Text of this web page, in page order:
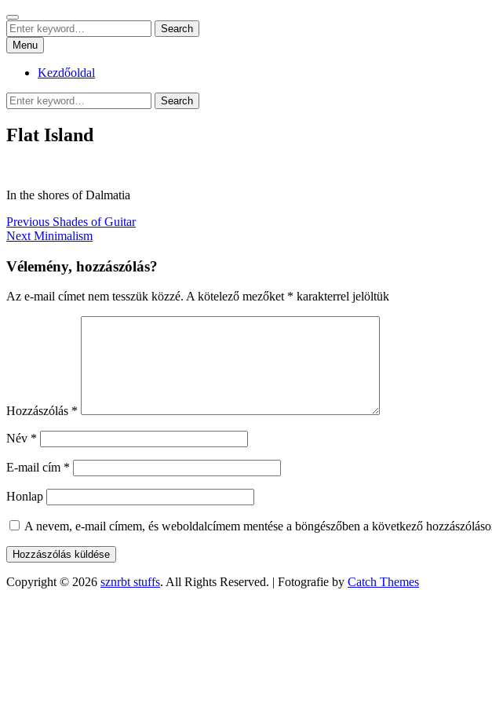
Skip
to
content
sznrbt stuffs
pár dolog, tőlem
Search
Search
for:
Search
Menu
Kezdőoldal
Search
for:
Search
Flat Island
In the shores of Dalmatia
Bejegyzés
navigáció
Previous Previous
post:
Shades of Guitar
Next Next
Minimalism
Vélemény, hozzászólás?
Az e-mail címet nem tesszük közzé. A kötelező mezőket * karakterrel jelöltük
Hozzászólás *
Név *
E-mail cím *
Honlap
A nevem, e-mail címem, és weboldalcímem mentése a böngészőben a következő
Copyright © 2026 sznrbt stuffs. All Rights Reserved. | Fotografie by Catch Themes